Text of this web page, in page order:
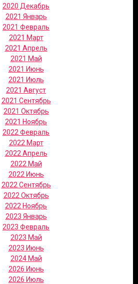
2020 Декабрь
2021 Январь
2021 Февраль
2021 Март
2021 Апрель
2021 Май
2021 Июнь
2021 Июль
2021 Август
2021 Сентябрь
2021 Октябрь
2021 Ноябрь
2022 Февраль
2022 Март
2022 Апрель
2022 Май
2022 Июнь
2022 Сентябрь
2022 Октябрь
2022 Ноябрь
2023 Январь
2023 Февраль
2023 Май
2023 Июнь
2024 Май
2026 Июнь
2026 Июль